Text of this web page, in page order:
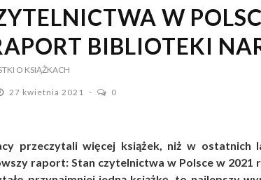
W
BIBLIOTEKI
O KSIĄŻKACH
27 kwietnia 2021 0
przeczytali więcej książek, niż w ostatnich
raport: Stan czytelnictwa w Polsce w 2021